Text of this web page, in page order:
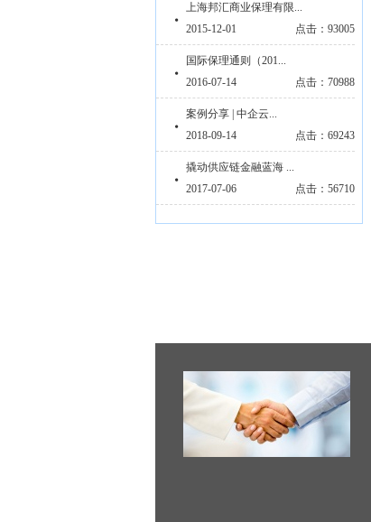
上海邦汇商业保理有限...
2015-12-01
点击：93005
国际保理通则（201...
2016-07-14
点击：70988
案例分享 | 中企云...
2018-09-14
点击：69243
撬动供应链金融蓝海 ...
2017-07-06
点击：56710